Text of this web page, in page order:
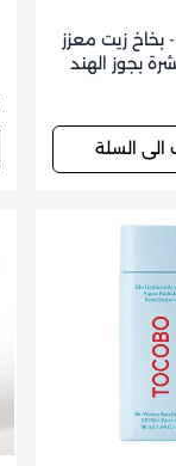
زيت معزز
بجوز الهند
السلة